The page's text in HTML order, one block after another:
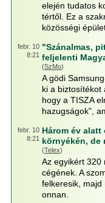
elején tudatos
tértől. Ez a
közösségi
febr. 10
8:21
"Szánalmas,
feljelenti
(SzMo)
A gödi
ki a biztosítékot
hogy a TISZA
hazugságok",
febr. 10
8:21
Három év alatt
környékén, de
(Telex)
Az egyikért 320
cégének. A
felkeresik, majd
onnan.